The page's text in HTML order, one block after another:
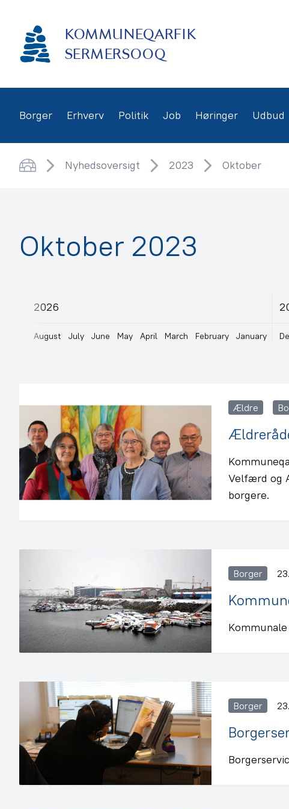
indhold
KOMMUNEQARFIK
SERMERSOOQ
Borger Erhverv Politik Job Høringer Udbud
Nyhedsoversigt 2023 Oktober
Oktober 2023
2026
August July June May April March February January
Ældre
Velfærd og
borgere.
Borger
Borger